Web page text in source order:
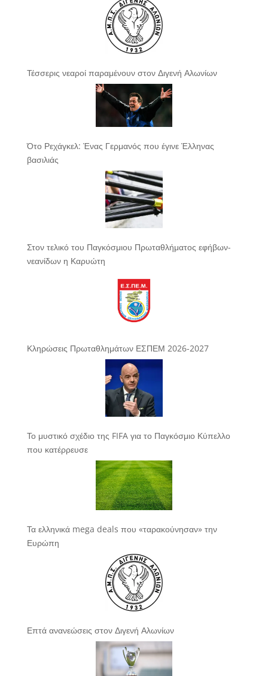
Τέσσερις νεαροί παραμένουν στον Διγενή Αλωνίων
Ότο Ρεχάγκελ: Ένας Γερμανός που έγινε Έλληνας
βασιλιάς
Στον τελικό του Παγκόσμιου Πρωταθλήματος εφήβων-
νεανίδων η Καρυώτη
Κληρώσεις Πρωταθλημάτων ΕΣΠΕΜ 2026-2027
Το μυστικό σχέδιο της FIFA για το Παγκόσμιο Κύπελλο
που κατέρρευσε
Τα ελληνικά mega deals που «ταρακούνησαν» την
Ευρώπη
Επτά ανανεώσεις στον Διγενή Αλωνίων